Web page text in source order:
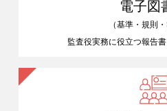
電子図
（基準・規則・
監査役実務に役立つ報告